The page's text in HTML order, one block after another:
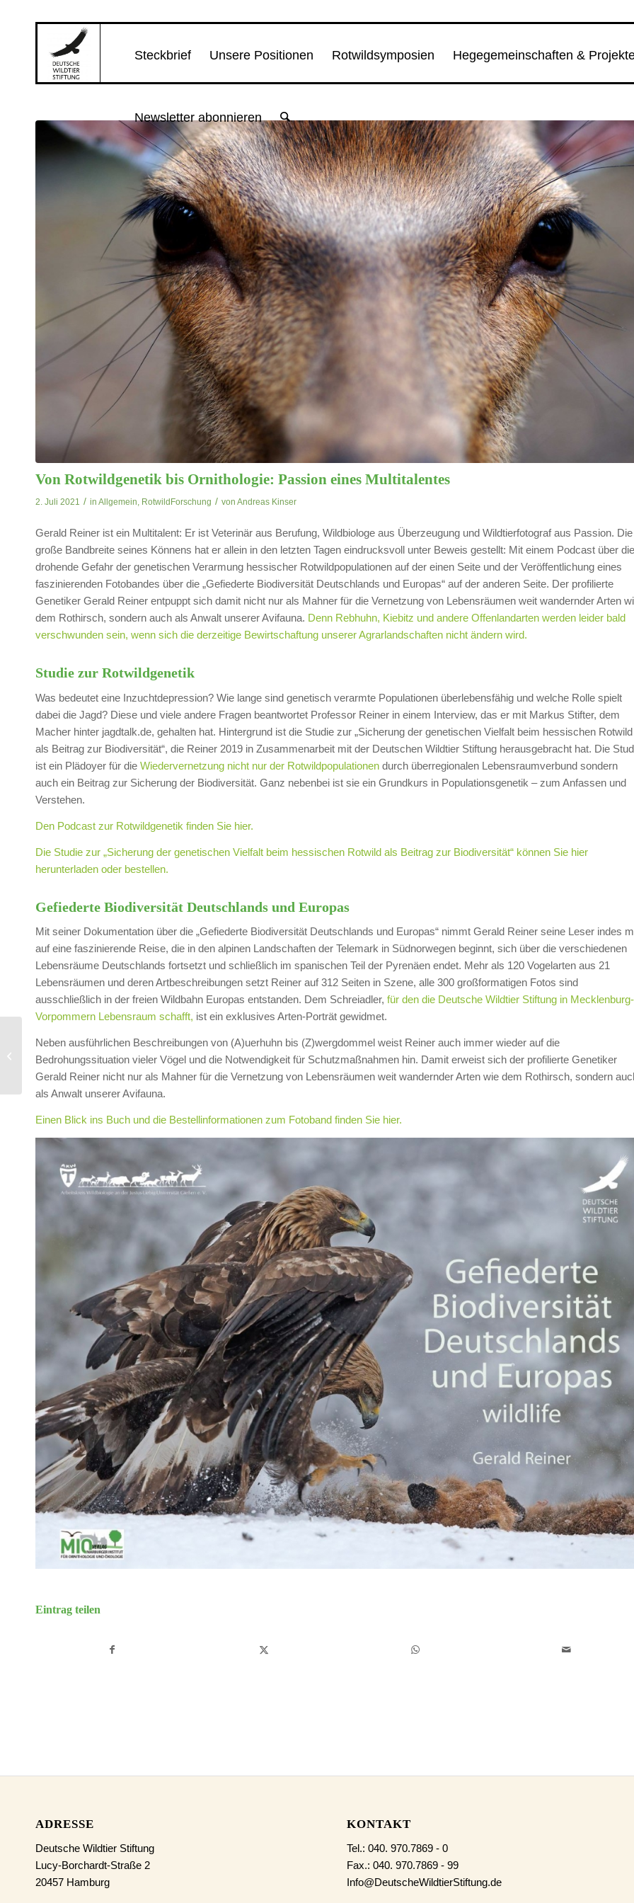
Steckbrief Unsere Positionen Rotwildsymposien Hegegemeinschaften &
Newsletter abonnieren
Von Rotwildgenetik bis Ornithologie: Passion eines Multitalentes
2. Juli 2021 / in Allgemein RotwildForschung / von Andreas Kinser
Gerald Reiner ist ein Multitalent: Er ist Veterinär aus Berufung, Wildbiologe aus Überzeugung und Wildtierfotograf aus Passion. Die
große Bandbreite seines Könnens hat er allein in den letzten Tagen eindrucksvoll unter Beweis gestellt: Mit einem Podcast über die
drohende Gefahr der genetischen Verarmung hessischer Rotwildpopulationen auf der einen Seite und der Veröffentlichung eines
faszinierenden Fotobandes über die „Gefiederte Biodiversität Deutschlands und Europas“ auf der anderen Seite. Der profilierte
Genetiker Gerald Reiner entpuppt sich damit nicht nur als Mahner für die Vernetzung von Lebensräumen weit wandernder Arten
dem Rothirsch, sondern auch als Anwalt unserer Avifauna. Denn Rebhuhn, Kiebitz und andere Offenlandarten werden leider bald
verschwunden sein, wenn sich die derzeitige Bewirtschaftung unserer Agrarlandschaften nicht ändern wird.
Studie zur Rotwildgenetik
Was bedeutet eine Inzuchtdepression? Wie lange sind genetisch verarmte Populationen überlebensfähig und welche Rolle spielt
dabei die Jagd? Diese und viele andere Fragen beantwortet Professor Reiner in einem Interview, das er mit Markus Stifter, dem
Macher hinter jagdtalk.de, gehalten hat. Hintergrund ist die Studie zur „Sicherung der genetischen Vielfalt beim hessischen Rotwild
als Beitrag zur Biodiversität“, die Reiner 2019 in Zusammenarbeit mit der Deutschen Wildtier Stiftung herausgebracht hat. Die
ist ein Plädoyer für die Wiedervernetzung nicht nur der Rotwildpopulationen durch überregionalen Lebensraumverbund sondern
auch ein Beitrag zur Sicherung der Biodiversität. Ganz nebenbei ist sie ein Grundkurs in Populationsgenetik – zum Anfassen und
Verstehen.
Den Podcast zur Rotwildgenetik finden Sie hier.
Die Studie zur „Sicherung der genetischen Vielfalt beim hessischen Rotwild als Beitrag zur Biodiversität“ können Sie hier
herunterladen oder bestellen.
Gefiederte Biodiversität Deutschlands und Europas
Mit seiner Dokumentation über die „Gefiederte Biodiversität Deutschlands und Europas“ nimmt Gerald Reiner seine Leser indes
auf eine faszinierende Reise, die in den alpinen Landschaften der Telemark in Südnorwegen beginnt, sich über die verschiedenen
Lebensräume Deutschlands fortsetzt und schließlich im spanischen Teil der Pyrenäen endet. Mehr als 120 Vogelarten aus 21
Lebensräumen und deren Artbeschreibungen setzt Reiner auf 312 Seiten in Szene, alle 300 großformatigen Fotos sind
ausschließlich in der freien Wildbahn Europas entstanden. Dem Schreiadler, für den die Deutsche Wildtier Stiftung in Mecklenburg-
Vorpommern Lebensraum schafft, ist ein exklusives Arten-Porträt gewidmet.
Neben ausführlichen Beschreibungen von (A)uerhuhn bis (Z)wergdommel weist Reiner auch immer wieder auf die
Bedrohungssituation vieler Vögel und die Notwendigkeit für Schutzmaßnahmen hin. Damit erweist sich der profilierte Genetiker
Gerald Reiner nicht nur als Mahner für die Vernetzung von Lebensräumen weit wandernder Arten wie dem Rothirsch, sondern
als Anwalt unserer Avifauna.
Einen Blick ins Buch und die Bestellinformationen zum Fotoband finden Sie hier.
Eintrag teilen
ADRESSE
Deutsche Wildtier Stiftung
Lucy-Borchardt-Straße 2
20457 Hamburg
KONTAKT
Tel.: 040. 970.7869 - 0
Fax.: 040. 970.7869 - 99
Info@DeutscheWildtierStiftung.de
deutschlandweit um
Gewebeproben von
Rot-, Reh- und Sikawild